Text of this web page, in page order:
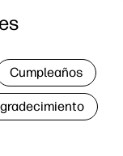
Cumpleaños